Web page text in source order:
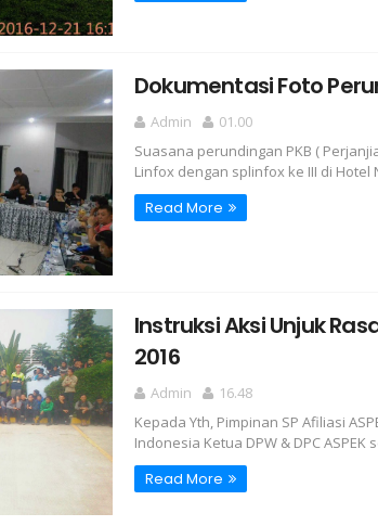
Dokumentasi Foto
Admin
01.00
Suasana perundingan PKB (
Linfox dengan splinfox ke III di Hotel
Read More
Instruksi Aksi Unjuk
2016
Admin
16.48
Kepada Yth, Pimpinan SP Afiliasi
Indonesia Ketua DPW & DPC
Read More